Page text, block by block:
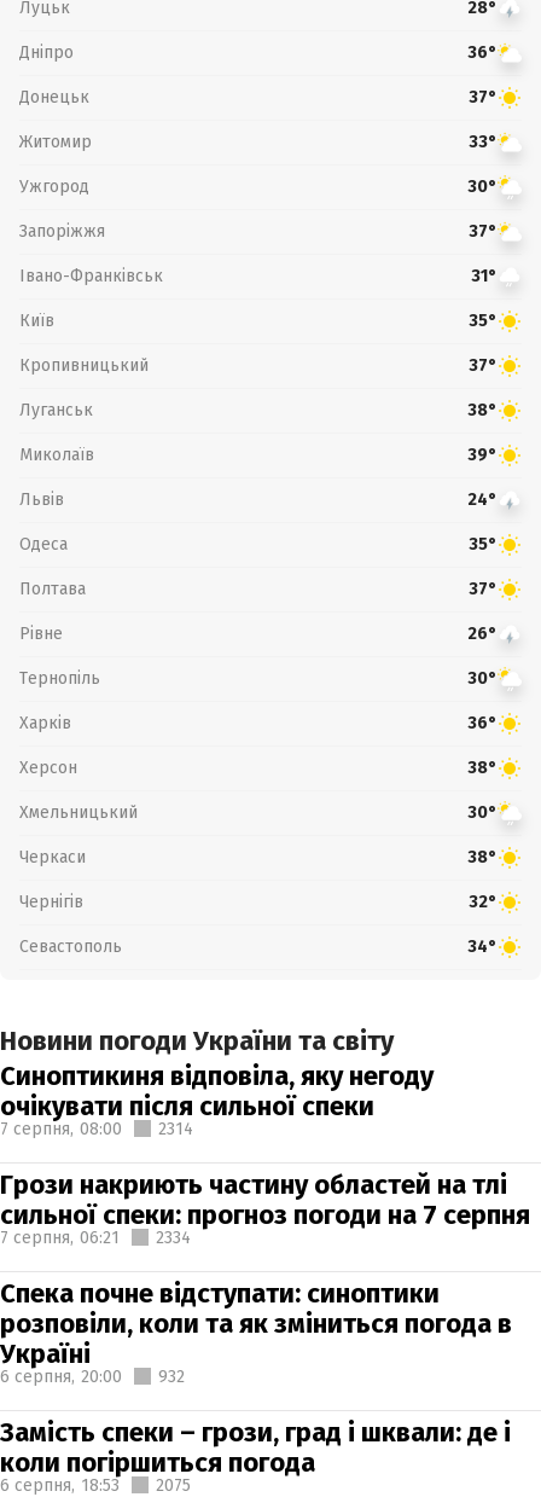
Луцьк 28°
Дніпро 36°
Донецьк 37°
Житомир 33°
Ужгород 30°
Запоріжжя 37°
Івано-Франківськ 31°
Київ 35°
Кропивницький 37°
Луганськ 38°
Миколаїв 39°
Львів 24°
Одеса 35°
Полтава 37°
Рівне 26°
Тернопіль 30°
Харків 36°
Херсон 38°
Хмельницький 30°
Черкаси 38°
Чернігів 32°
Севастополь 34°
Новини погоди України та світу
Синоптикиня відповіла, яку негоду
очікувати після сильної спеки
7 серпня, 08:00 2314
Грози накриють частину областей на тлі
сильної спеки: прогноз погоди на 7 серпня
7 серпня, 06:21 2334
Спека почне відступати: синоптики
розповіли, коли та як зміниться погода в
Україні
6 серпня, 20:00 932
Замість спеки – грози, град і шквали: де і
коли погіршиться погода
6 серпня, 18:53 2075